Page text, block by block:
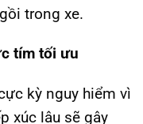
trong xe.
tím tối ưu
kỳ nguy hiểm vì
xúc lâu sẽ gây